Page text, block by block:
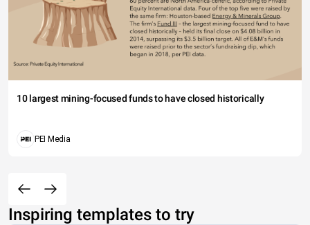
10 largest mining-focused funds to have closed historically
PEI Media
Inspiring templates to try